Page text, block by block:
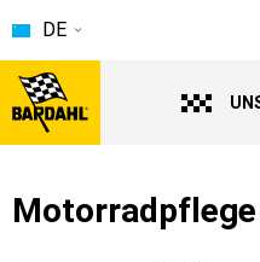
DE
Motorradpflege